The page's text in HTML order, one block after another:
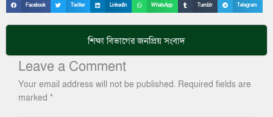
Facebook Twitter LinkedIn WhatsApp Tumblr Telegram
শিক্ষাবিভাগের জনপ্রিয় সংবাদ
Leave a Comment
Your email address will not be published. Required fields are
marked *